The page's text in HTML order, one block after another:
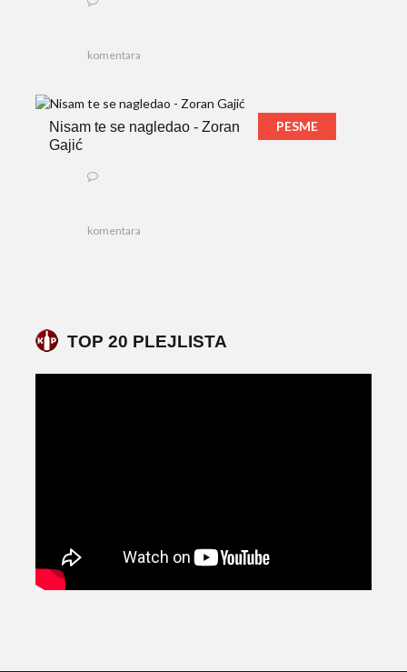
komentara
Nisam te se nagledao - Zoran
Gajić
PESME
komentara
TOP 20 PLEJLISTA